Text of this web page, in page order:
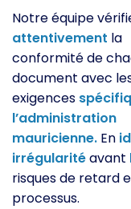
Notre équipe
attentivement la
conformité de
document avec
exigences
l’administration
mauricienne. En
irrégularitéavant
risques de retard
processus.